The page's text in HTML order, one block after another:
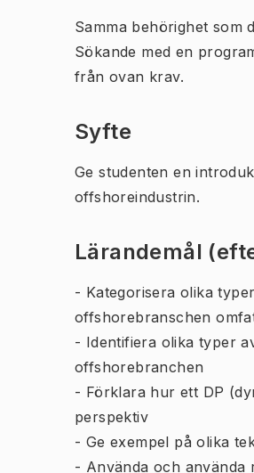
Samma behörighet som
Sökande med en
från ovan krav.
Syfte
Ge studenten en
offshoreindustrin.
Lärandemål
- Kategorisera olika
offshorebranschen
- Identifiera olika typer
offshorebranchen
- Förklara hur ett DP
perspektiv
- Ge exempel på olika
- Använda och